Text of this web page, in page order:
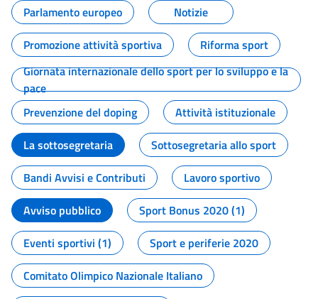
Parlamento europeo
Notizie
Promozione attività sportiva
Riforma sport
Giornata internazionale dello sport per lo sviluppo e la
pace
Prevenzione del doping
Attività istituzionale
La sottosegretaria
Sottosegretaria allo sport
Bandi Avvisi e Contributi
Lavoro sportivo
Avviso pubblico
Sport Bonus 2020 (1)
Eventi sportivi (1)
Sport e periferie 2020
Comitato Olimpico Nazionale Italiano